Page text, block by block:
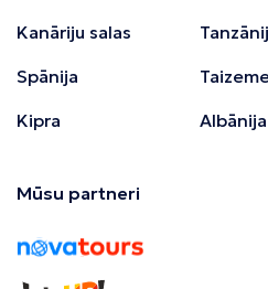
Kanāriju salas
Spānija
Kipra
Albānija
Mūsu partneri